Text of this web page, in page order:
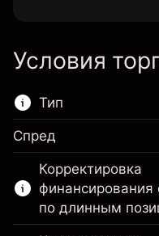
Условия
Тип
Этот финансовый
торговли CFD.
Подробнее о:
CFD
Спред
Корректировка
финансирования
по длинным